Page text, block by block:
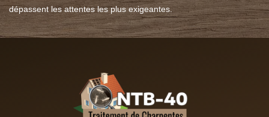
dépassent les attentes les plus exigeantes.